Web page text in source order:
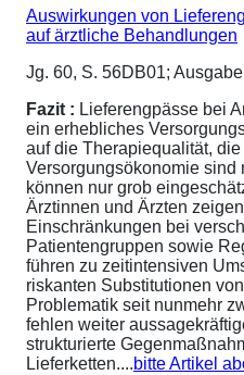
Auswirkungen von
auf ärztliche Behandlungen
Jg. 60, S. 56DB01;
Fazit : Lieferengpässe bei
ein erhebliches
auf die Therapiequalität,
Versorgungsökonomie sind
können nur grob
Ärztinnen und Ärzten
Einschränkungen bei
Patientengruppen sowie
führen zu zeitintensiven
riskanten Substitutionen
Problematik seit nunmehr
fehlen weiter
strukturierte
Lieferketten....bitte Artikel